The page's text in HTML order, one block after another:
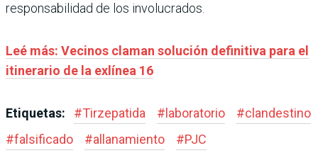
responsabilidad de los involucrados.
Leé más: Vecinos claman solución definitiva para el
itinerario de la exlínea 16
Etiquetas: #Tirzepatida # laboratorio #clandestino
#falsificado #allanamiento #PJC